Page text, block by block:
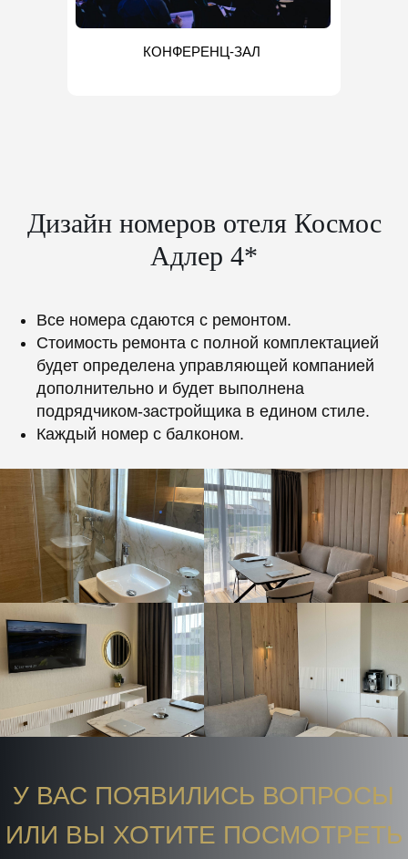
КОНФЕРЕНЦ-ЗАЛ
Дизайн номеров отеля Космос
Адлер 4*
Все номера сдаются с ремонтом.
Стоимость ремонта с полной комплектацией
будет определена управляющей компанией
дополнительно и будет выполнена
подрядчиком-застройщика в едином стиле.
Каждый номер с балконом.
У ВАС ПОЯВИЛИСЬ ВОПРОСЫ
ИЛИ ВЫ ХОТИТЕ ПОСМОТРЕТЬ